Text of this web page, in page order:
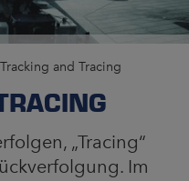
Tracking and Tracing
„Tracing“
Im